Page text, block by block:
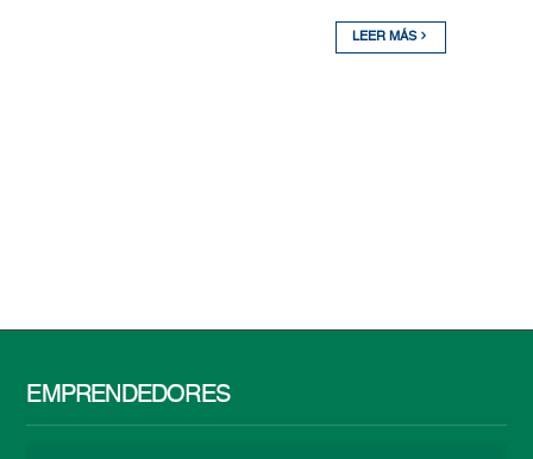
LEER MÁS
EMPRENDEDORES